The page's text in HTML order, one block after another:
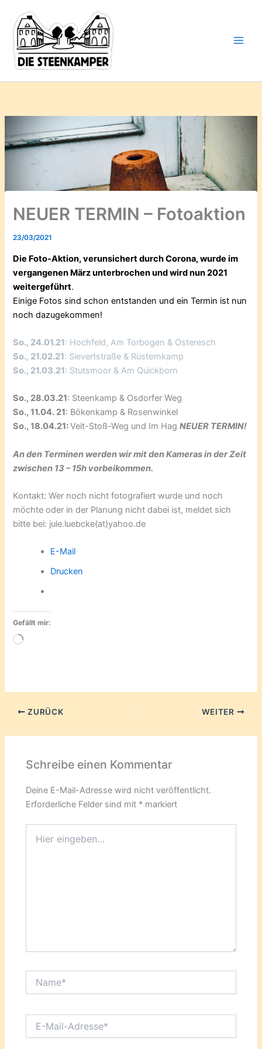
Inhalt
springen
NEUER TERMIN – Fotoaktion
23/03/2021
Die Foto-Aktion, verunsichert durch Corona, wurde im
vergangenen März unterbrochen und wird nun 2021
weitergeführt.
Einige Fotos sind schon entstanden und ein Termin ist nun
noch dazugekommen!
So., 24.01.21: Hochfeld, Am Torbogen & Osteresch
So., 21.02.21: Sievertstraße & Rüsternkamp
So., 21.03.21: Stutsmoor & Am Quickborn
So., 28.03.21: Steenkamp & Osdorfer Weg
So., 11.04. 21: Bökenkamp & Rosenwinkel
So., 18.04.21:Veit-Stoß-Weg und Im HagNEUER TERMIN!
An den Terminen werden wir mit den Kameras in der Zeit
zwischen 13 – 15h vorbeikommen.
Kontakt: Wer noch nicht fotografiert wurde und noch
möchte oder in der Planung nicht dabei ist, meldet sich
bitte bei: jule.luebcke(at)yahoo.de
E-Mail
Drucken
Gefällt mir:
Wird
ZURÜCK WEITER
Schreibe einen Kommentar
Deine E-Mail-Adresse wird nicht veröffentlicht.
Erforderliche Felder sind mit * markiert
eingeben…
Mail-
deine
Mail-
Adresse
ein ...